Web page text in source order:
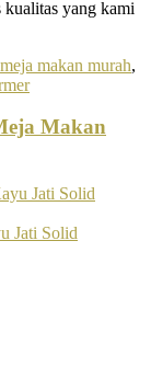
kualitas yang kami
meja makan murah,
Makan
Jati Solid